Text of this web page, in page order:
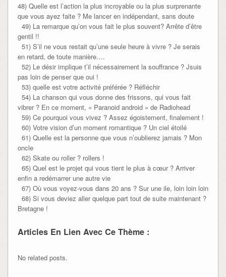
48) Quelle est l’action la plus incroyable ou la plus surprenante
que vous ayez faite ? Me lancer en indépendant, sans doute
49) La remarque qu’on vous fait le plus souvent? Arrête d’être
gentil !!
51) S’il ne vous restait qu’une seule heure à vivre ? Je serais
en retard, de toute manière….
52) Le désir implique t’il nécessairement la souffrance ? Jsuis
pas loin de penser que oui !
53) quelle est votre activité préférée ? Réfléchir
54) La chanson qui vous donne des frissons, qui vous fait
vibrer ? En ce moment, « Paranoid android » de Radiohead
59) Ce pourquoi vous vivez ? Assez égoistement, finalement !
60) Votre vision d’un moment romantique ? Un ciel étoilé
61) Quelle est la personne que vous n’oublierez jamais ? Mon
oncle
62) Skate ou roller ? rollers !
65) Quel est le projet qui vous tient le plus à cœur ? Arriver
enfin a redémarrer une autre vie
67) Où vous voyez-vous dans 20 ans ? Sur une ile, loin loin loin
68) Si vous deviez aller quelque part tout de suite maintenant ?
Bretagne !
Articles En Lien Avec Ce Thème :
No related posts.